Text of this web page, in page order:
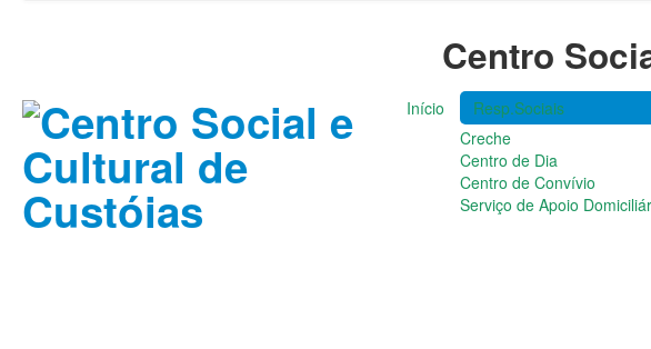
Centro
Início
Resp.Sociais
Creche
Centro de Dia
Centro de Convívio
Serviço de Apoio